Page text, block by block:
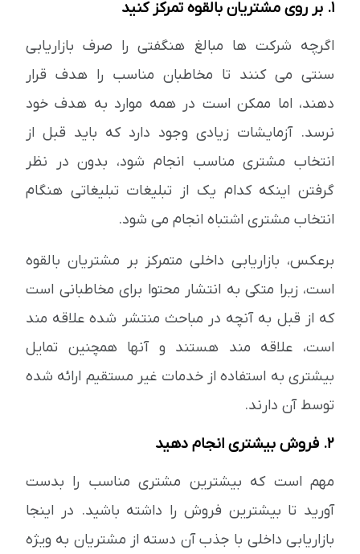
1. بر روی مشتریان بالقوه تمرکز کنید
اگرچه شرکت ها مبالغ هنگفتی را صرف بازاریابی
سنتی می کنند تا مخاطبان مناسب را هدف قرار
دهند، اما ممکن است در همه موارد به هدف خود
نرسد. آزمایشات زیادی وجود دارد که باید قبل از
انتخاب مشتری مناسب انجام شود، بدون در نظر
گرفتن اینکه کدام یک از تبلیغات تبلیغاتی هنگام
انتخاب مشتری اشتباه انجام می شود.
برعکس، بازاریابی داخلی متمرکز بر مشتریان بالقوه
است، زیرا متکی به انتشار محتوا برای مخاطبانی است
که از قبل به آنچه در مباحث منتشر شده علاقه مند
است، علاقه مند هستند و آنها همچنین تمایل
بیشتری به استفاده از خدمات غیر مستقیم ارائه شده
توسط آن دارند.
2. فروش بیشتری انجام دهید
مهم است که بیشترین مشتری مناسب را بدست
آورید تا بیشترین فروش را داشته باشید. در اینجا
بازاریابی داخلی با جذب آن دسته از مشتریان به ویژه